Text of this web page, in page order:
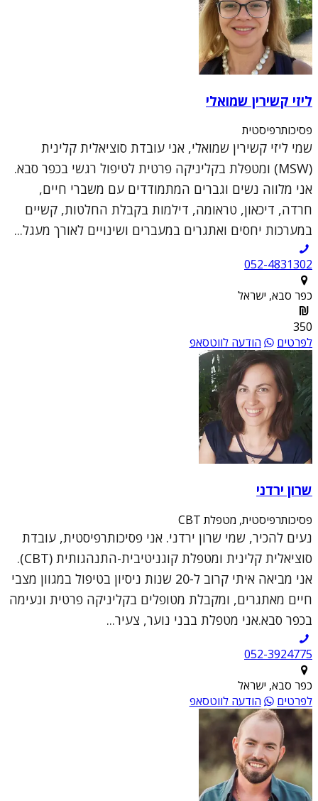
ליזי קשירין שמואלי
פסיכותרפיסטית
שמי ליזי קשירין שמואלי, אני עובדת סוציאלית קלינית
(MSW) ומטפלת בקליניקה פרטית לטיפול רגשי בכפר סבא.
אני מלווה נשים וגברים המתמודדים עם משברי חיים,
חרדה, דיכאון, טראומה, דילמות בקבלת החלטות, קשיים
במערכות יחסים ואתגרים במעברים ושינויים לאורך מעגל...
052-4831302
כפר סבא, ישראל
350
לפרטים
הודעה לווטסאפ
שרון ירדני
פסיכותרפיסטית, מטפלת CBT
נעים להכיר, שמי שרון ירדני. אני פסיכותרפיסטית, עובדת
סוציאלית קלינית ומטפלת קוגניטיבית-התנהגותית (CBT).
אני מביאה איתי קרוב ל-20 שנות ניסיון בטיפול במגוון מצבי
חיים מאתגרים, ומקבלת מטופלים בקליניקה פרטית ונעימה
בכפר סבא.אני מטפלת בבני נוער, צעיר...
052-3924775
כפר סבא, ישראל
לפרטים
הודעה לווטסאפ